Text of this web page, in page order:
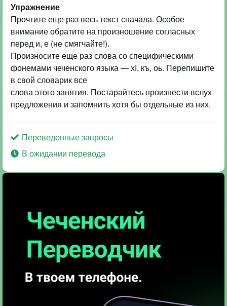
Упражнение
Прочтите еще раз весь текст сначала. Особое
внимание обратите на произношение согласных
перед и, е (не смягчайте!).
Произносите еще раз слова со специфическими
фонемами чеченского языка — хІ, къ, оь. Перепишите
в свой словарик все
слова этого занятия. Постарайтесь произнести вслух
Переведенные запросы
В ожидании перевода